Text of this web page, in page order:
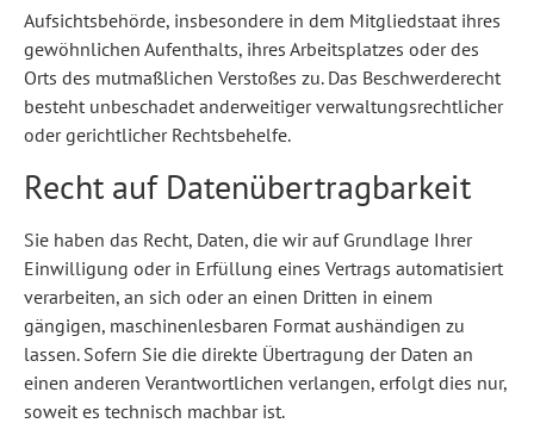
Aufsichtsbehörde, insbesondere in dem Mitgliedstaat ihres
gewöhnlichen Aufenthalts, ihres Arbeitsplatzes oder des
Orts des mutmaßlichen Verstoßes zu. Das Beschwerderecht
besteht unbeschadet anderweitiger verwaltungsrechtlicher
oder gerichtlicher Rechtsbehelfe.
Recht auf Daten­übertrag­barkeit
Sie haben das Recht, Daten, die wir auf Grundlage Ihrer
Einwilligung oder in Erfüllung eines Vertrags automatisiert
verarbeiten, an sich oder an einen Dritten in einem
gängigen, maschinenlesbaren Format aushändigen zu
lassen. Sofern Sie die direkte Übertragung der Daten an
einen anderen Verantwortlichen verlangen, erfolgt dies nur,
soweit es technisch machbar ist.